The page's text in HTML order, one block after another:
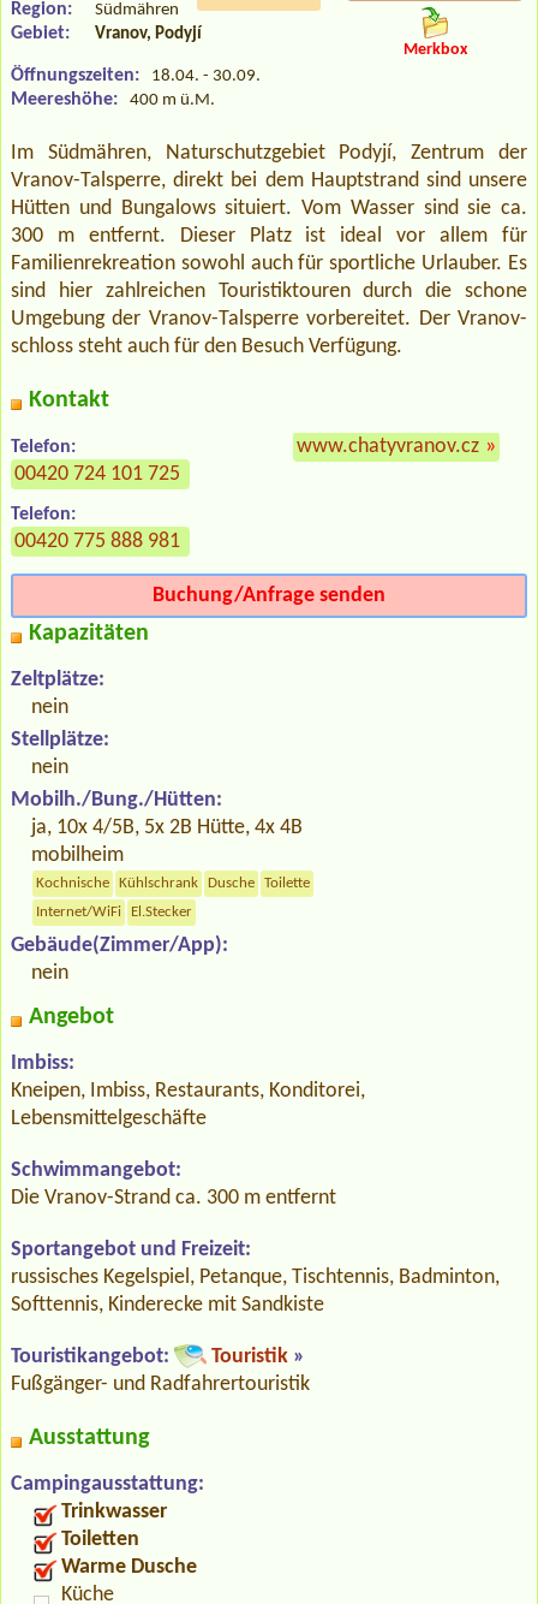
Region: Südmähren
Gebiet: Vranov, Podyjí
Öffnungszeiten: 18.04. - 30.09.
Meereshöhe: 400 m ü.M.
Merkbox
Im Südmähren, Naturschutzgebiet Podyjí, Zentrum der
Vranov-Talsperre, direkt bei dem Hauptstrand sind unsere
Hütten und Bungalows situiert. Vom Wasser sind sie ca.
300 m entfernt. Dieser Platz ist ideal vor allem für
Familienrekreation sowohl auch für sportliche Urlauber. Es
sind hier zahlreichen Touristiktouren durch die schone
Umgebung der Vranov-Talsperre vorbereitet. Der Vranov-
schloss steht auch für den Besuch Verfügung.
Kontakt
Telefon:
00420 724 101 725
Telefon:
00420 775 888 981
www.chatyvranov.cz »
Buchung/Anfrage senden
Kapazitäten
Zeltplätze:
nein
Stellplätze:
nein
Mobilh./Bung./Hütten:
ja, 10x 4/5B, 5x 2B Hütte, 4x 4B
mobilheim
Kochnische Kühlschrank Dusche
Toilette
Internet/WiFi
El.Stecker
Gebäude(Zimmer/App):
nein
Angebot
Imbiss:
Kneipen, Imbiss, Restaurants, Konditorei,
Lebensmittelgeschäfte
Schwimmangebot:
Die Vranov-Strand ca. 300 m entfernt
Sportangebot und Freizeit:
russisches Kegelspiel, Petanque, Tischtennis, Badminton,
Softtennis, Kinderecke mit Sandkiste
Touristikangebot: Touristik »
Fußgänger- und Radfahrertouristik
Ausstattung
Campingausstattung:
Trinkwasser
Toiletten
Warme Dusche
Küche